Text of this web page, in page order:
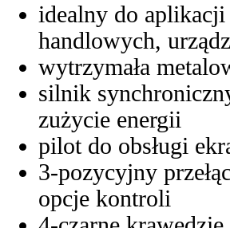
idealny do
handlowych,
wytrzymała
silnik
zużycie energii
pilot do obsługi
3-pozycyjny
opcje kontroli